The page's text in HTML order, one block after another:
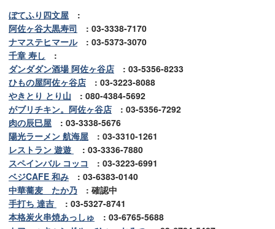
ぼてふり四文屋
:
阿佐ヶ谷大黒寿司
: 03-3338-7170
ナマステヒマール
: 03-5373-3070
千章 寿し
:
ダンダダン酒場 阿佐ヶ谷店
: 03-5356-8233
ひもの屋阿佐ヶ谷店
: 03-3223-8088
やきとり とり山
: 080-4384-5692
がブリチキン。阿佐ヶ谷店
: 03-5356-7292
肉の辰巳屋
: 03-3338-5676
陽光ラーメン 航海屋
: 03-3310-1261
レストラン 遊遊
: 03-3336-7880
スペインバル コッコ
: 03-3223-6991
ベジCAFE 和み
: 03-6383-0140
中華蕎麦 たか乃
: 確認中
手打ち 達吉
: 03-5327-8741
本格炭火串焼あっしゅ
: 03-6765-5688